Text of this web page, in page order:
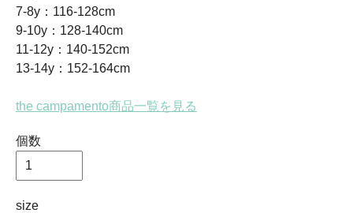
7-8y：116-128cm
9-10y：128-140cm
11-12y：140-152cm
13-14y：152-164cm
the campamento商品一覧を見る
個数
size